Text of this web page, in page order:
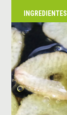
INGREDIENTES